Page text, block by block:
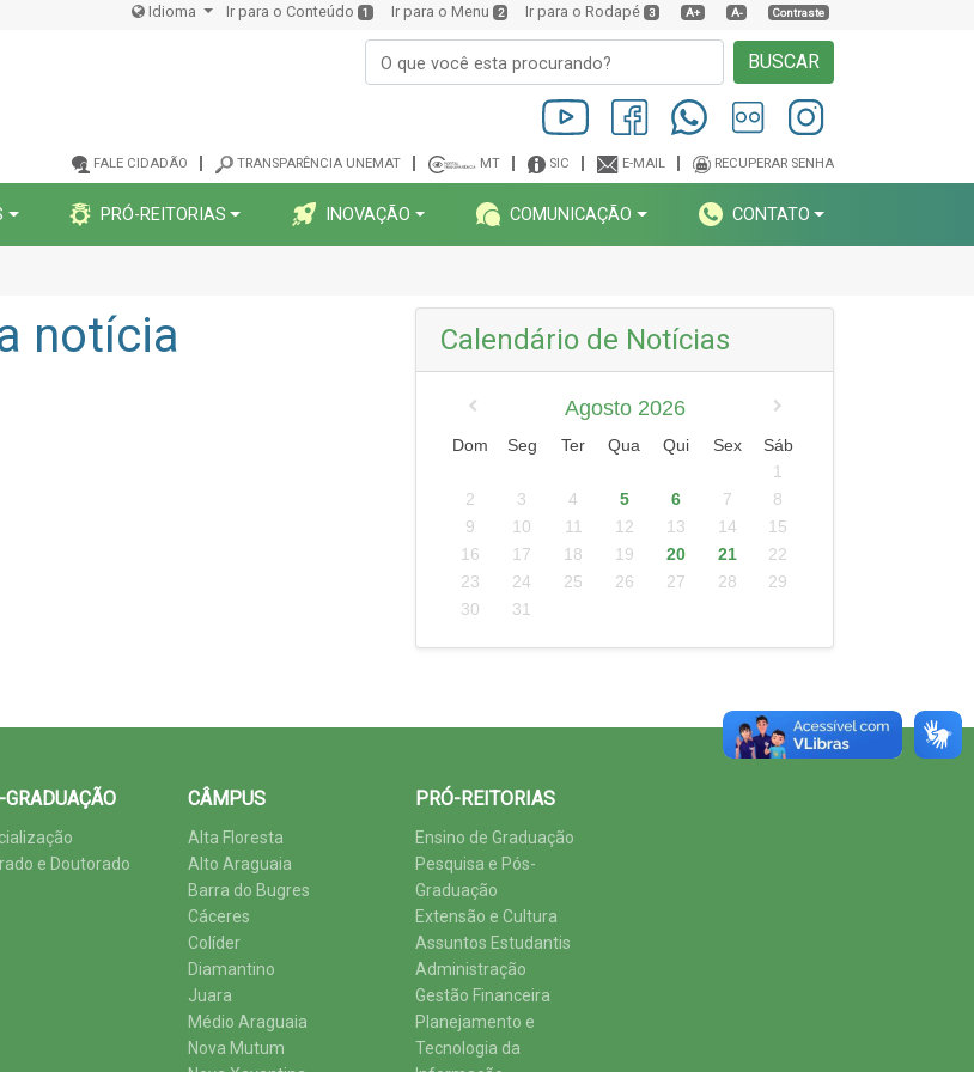
Idioma Ir para o Conteúdo 1 Ir para o Menu 2 Ir para o Rodapé 3 A+ A- Contraste
BUSCAR
FALE CIDADÃO TRANSPARÊNCIA UNEMAT MT SIC E-MAIL RECUPERAR SENHA
PRÓ-REITORIAS INOVAÇÃO COMUNICAÇÃO CONTATO
notícia Calendário de Notícias
Agosto 2026
Dom Seg Ter Qua Qui Sex
Sáb
1
2
3 4 5 6 7
8
9
10 11 12 13 14
15
16
17 18 19 20 21
22
23
24 25 26 27 28
29
30
31
GRADUAÇÃO
e Doutorado
CÂMPUS
Alta Floresta
Alto Araguaia
Barra do Bugres
Cáceres
Colíder
Diamantino
Juara
Médio Araguaia
Nova Mutum
PRÓ-REITORIAS
Ensino de Graduação
Pesquisa e Pós-
Graduação
Extensão e Cultura
Assuntos Estudantis
Administração
Gestão Financeira
Planejamento e
Tecnologia da